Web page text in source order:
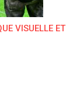
VISUELLE ET